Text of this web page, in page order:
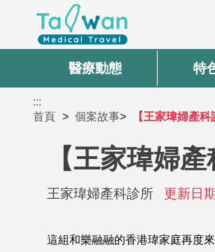
醫療動態 特
:::
首頁
個案故事 【王家瑋婦產
【王家瑋婦
王家瑋婦產科診所 更新日
這組和樂融融的香港瑋家庭再度